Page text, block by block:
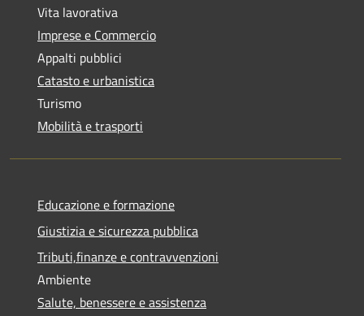
Vita lavorativa
Imprese e Commercio
Appalti pubblici
Catasto e urbanistica
Turismo
Mobilità e trasporti
Educazione e formazione
Giustizia e sicurezza pubblica
Tributi,finanze e contravvenzioni
Ambiente
Salute, benessere e assistenza